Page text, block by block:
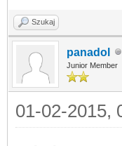
Szukaj
panadol
Junior Member
01-02-2015,